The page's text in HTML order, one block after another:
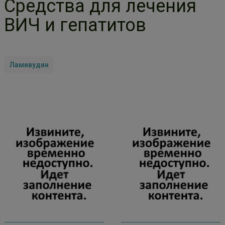
Средства для лечения
ВИЧ и гепатитов
Ламивудин